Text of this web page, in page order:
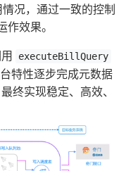
况，通过一致的控制
效果。
executeBillQuery
特性逐步完成元数据
终实现稳定、高效、